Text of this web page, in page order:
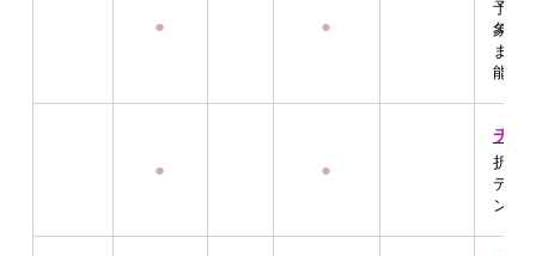
● ●
予定
象流
また
能。
● ●
チラ
折込
デー
ング